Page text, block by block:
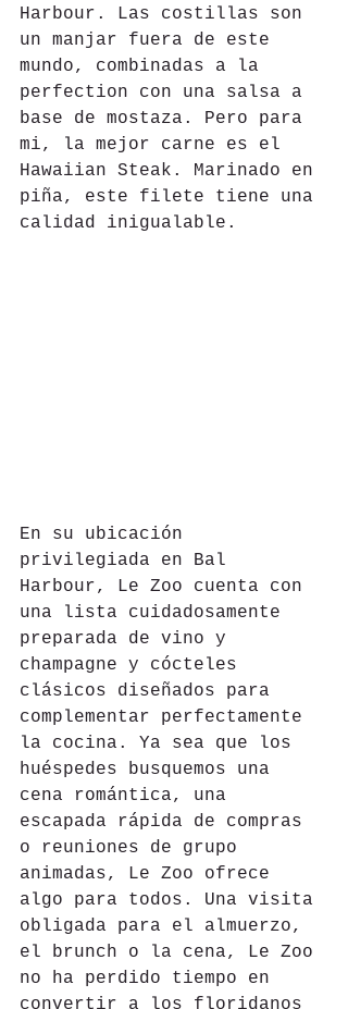
Harbour. Las costillas son
un manjar fuera de este
mundo, combinadas a la
perfection con una salsa a
base de mostaza. Pero para
mi, la mejor carne es el
Hawaiian Steak. Marinado en
piña, este filete tiene una
calidad inigualable.
En su ubicación
privilegiada en Bal
Harbour, Le Zoo cuenta con
una lista cuidadosamente
preparada de vino y
champagne y cócteles
clásicos diseñados para
complementar perfectamente
la cocina. Ya sea que los
huéspedes busquemos una
cena romántica, una
escapada rápida de compras
o reuniones de grupo
animadas, Le Zoo ofrece
algo para todos. Una visita
obligada para el almuerzo,
el brunch o la cena, Le Zoo
no ha perdido tiempo en
convertir a los floridanos